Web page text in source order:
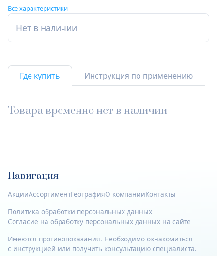
Все характеристики
Нет в наличии
Где купить Инструкция по применению
Товара временно нет в наличии
Навигация
АкцииАссортиментГеографияО компанииКонтакты
Политика обработки персональных данных
Согласие на обработку персональных данных на сайте
Имеются противопоказания. Необходимо ознакомиться
с инструкцией или получить консультацию специалиста.